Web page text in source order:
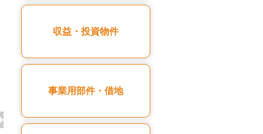
収益・投資物件
事業用部件・借地